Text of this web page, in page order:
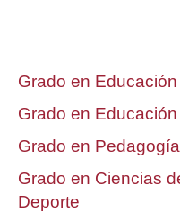
Grado en
Grado en Educación
Grado en Pedagogía
Grado en Ciencias
Deporte